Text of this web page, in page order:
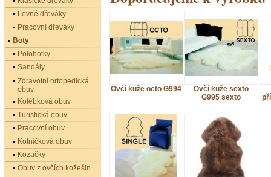
Ovčí kůže octo G994
Ovčí kůže sexto
G995 sexto
Levné dřeváky
Pracovní dřeváky
Boty
Polobotky
Sandály
Zdravotní ortopedická
obuv
Kolébková obuv
Turistická obuv
Pracovní obuv
Kotníčková obuv
Kozačky
Obuv z ovčích kožešin